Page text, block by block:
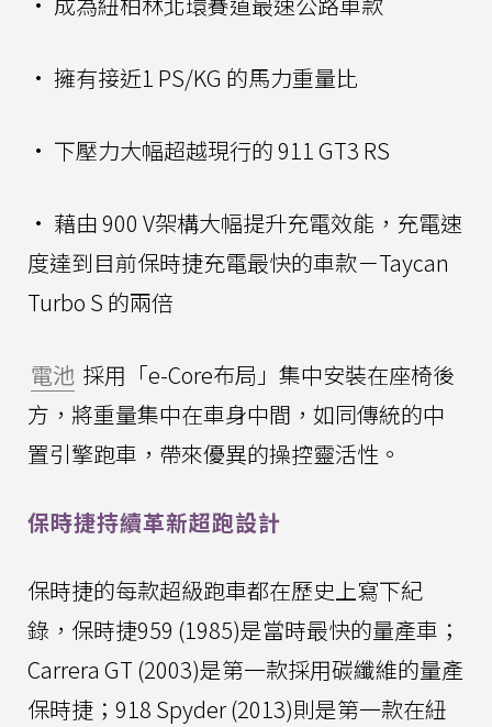
• 擁有接近1 PS/KG 的馬力重量比
• 下壓力大幅超越現行的 911 GT3 RS
• 藉由 900 V架構大幅提升充電效能，充電速
度達到目前保時捷充電最快的車款－Taycan
Turbo S 的兩倍
電池 採用「e-Core布局」集中安裝在座椅後
方，將重量集中在車身中間，如同傳統的中
置引擎跑車，帶來優異的操控靈活性。
保時捷持續革新超跑設計
保時捷的每款超級跑車都在歷史上寫下紀
錄，保時捷959 (1985)是當時最快的量產車；
Carrera GT (2003)是第一款採用碳纖維的量產
保時捷；918 Spyder (2013)則是第一款在紐